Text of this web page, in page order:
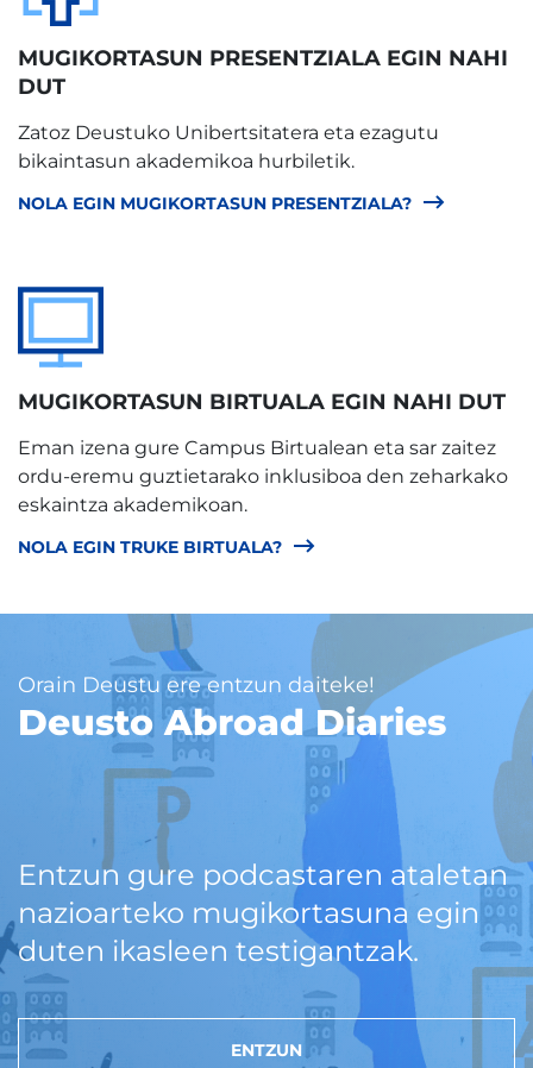
MUGIKORTASUN PRESENTZIALA EGIN NAHI
DUT
Zatoz Deustuko Unibertsitatera eta ezagutu
bikaintasun akademikoa hurbiletik.
NOLA EGIN MUGIKORTASUN PRESENTZIALA?
MUGIKORTASUN BIRTUALA EGIN NAHI DUT
Eman izena gure Campus Birtualean eta sar zaitez
ordu-eremu guztietarako inklusiboa den zeharkako
eskaintza akademikoan.
NOLA EGIN TRUKE BIRTUALA?
Orain Deustu ere entzun daiteke!
Deusto Abroad Diaries
Entzun gure podcastaren ataletan
nazioarteko mugikortasuna egin
duten ikasleen testigantzak.
ENTZUN